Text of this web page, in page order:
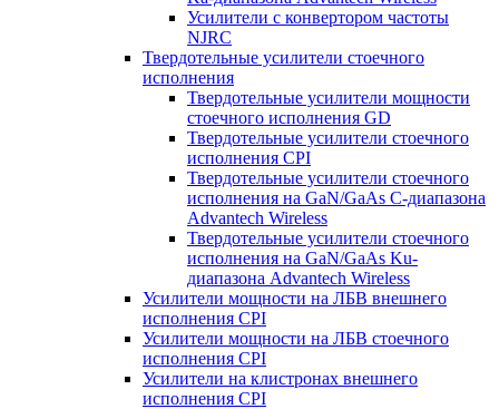
Усилители с конвертором чаcтоты
NJRC
Твердотельные усилители стоечного
исполнения
Твердотельные усилители мощности
стоечного исполнения GD
Твердотельные усилители стоечного
исполнения CPI
Твердотельные усилители стоечного
исполнения на GaN/GaAs С-диапазона
Advantech Wireless
Твердотельные усилители стоечного
исполнения на GaN/GaAs Ku-
диапазона Advantech Wireless
Усилители мощности на ЛБВ внешнего
исполнения CPI
Усилители мощности на ЛБВ стоечного
исполнения CPI
Усилители на клистронах внешнего
исполнения CPI